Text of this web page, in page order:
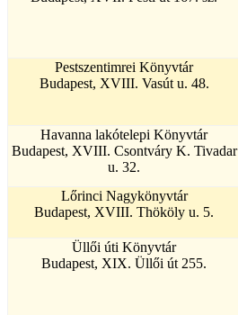
Pestszentimrei Könyvtár
Budapest, XVIII. Vasút u. 48.
Havanna lakótelepi Könyvtár
Budapest, XVIII. Csontváry K. Tivadar
u. 32.
Lőrinci Nagykönyvtár
Budapest, XVIII. Thököly u. 5.
Üllői úti Könyvtár
Budapest, XIX. Üllői út 255.